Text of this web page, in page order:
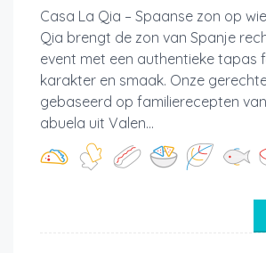
Casa La Qia – Spaanse zon op
Qia brengt de zon van Spanje
event met een authentieke tapas
karakter en smaak. Onze
gebaseerd op familierecepten van
abuela uit Valen...